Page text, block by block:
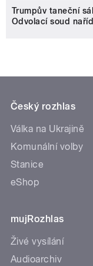
Trumpův taneční
Odvolací soud
Český rozhlas
Válka na Ukrajině
Komunální volby
Stanice
eShop
mujRozhlas
Živé vysílání
Audioarchiv